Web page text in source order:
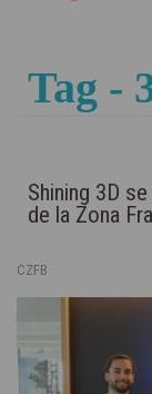
Tag -
Shining 3D
de la Zona
CZFB